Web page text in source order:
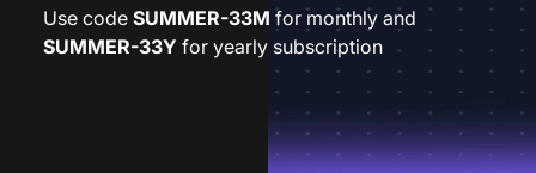
Use code SUMMER-33M for monthly and
SUMMER-33Y for yearly subscription